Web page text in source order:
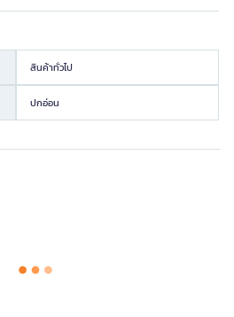
สินค้าทั่วไป
ปกอ่อน